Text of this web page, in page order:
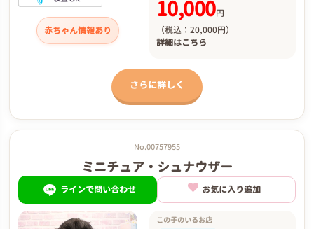
赤ちゃん情報あり
10,000円
（税込：20,000円）
詳細はこちら
さらに詳しく
No.00757955
ミニチュア・シュナウザー
ラインで問い合わせ お気に入り追加
この子のいるお店